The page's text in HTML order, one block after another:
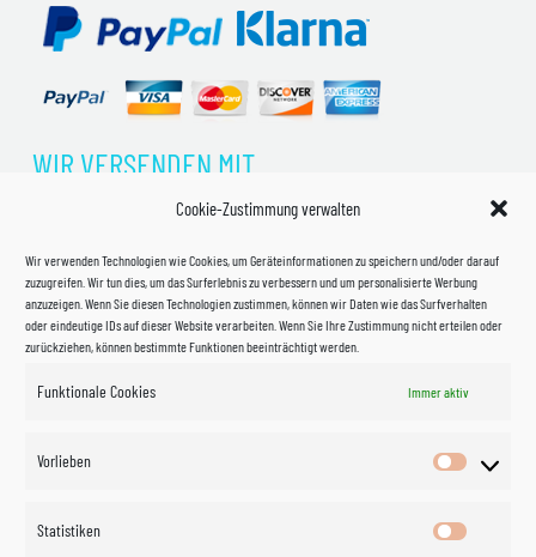
Cookie-Zustimmung verwalten
Wir verwenden Technologien wie Cookies, um Geräteinformationen zu speichern und/oder darauf
zuzugreifen. Wir tun dies, um das Surferlebnis zu verbessern und um personalisierte Werbung
anzuzeigen. Wenn Sie diesen Technologien zustimmen, können wir Daten wie das Surfverhalten
oder eindeutige IDs auf dieser Website verarbeiten. Wenn Sie Ihre Zustimmung nicht erteilen oder
zurückziehen, können bestimmte Funktionen beeinträchtigt werden.
Funktionale Cookies Immer aktiv
Vorlieben
Vorlieben
Statistiken
WIR VERSENDEN MIT